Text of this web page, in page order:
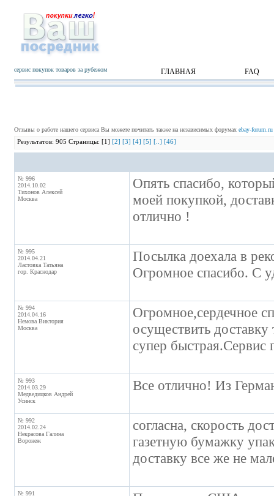
сервис покупок товаров за рубежом FAQ
ГЛАВНАЯ
Отзывы о работе нашего сервиса Вы можете почитать также на независимых форумах ebay-forum.ru
Результатов: 905 Страницы: [1] [2] [3] [4] [5] [..] [46]
№ 996
2014.10.02
Тихонов Алексей
Москва
Опять спасибо,
моей покупкой,
отлично !
№ 995
2014.04.21
Ластовка Татьяна
гор. Краснодар
Посылка доехала в
Огромное спасибо. С
№ 994
2014.04.16
Немова Виктория
Москва
Огромное,сердечное
осуществить доставку
супер быстрая.Сервис
№ 993
2014.03.29
Медведицков Андрей
Усинск
Все отлично! Из
№ 992
2014.02.24
Некрасова Галина
Воронеж
согласна, скорость
газетную бумажку
доставку все же не
№ 991